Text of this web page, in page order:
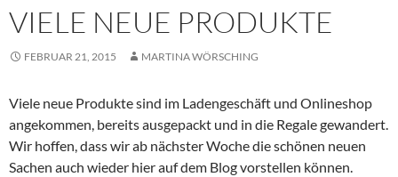
VIELE NEUE PRODUKTE
FEBRUAR 21, 2015 MARTINA WÖRSCHING
Viele neue Produkte sind im Ladengeschäft und Onlineshop
angekommen, bereits ausgepackt und in die Regale gewandert.
Wir hoffen, dass wir ab nächster Woche die schönen neuen
Sachen auch wieder hier auf dem Blog vorstellen können.